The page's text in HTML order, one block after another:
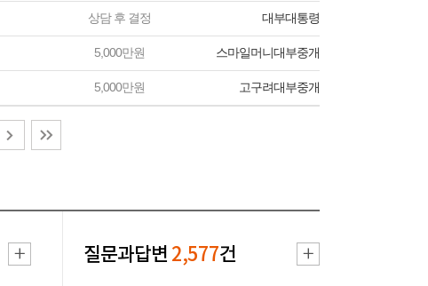
상담 후 결정 대부대통령
5,000만원 스마일머니대부중개
5,000만원 고구려대부중개
질문과답변 2,577건